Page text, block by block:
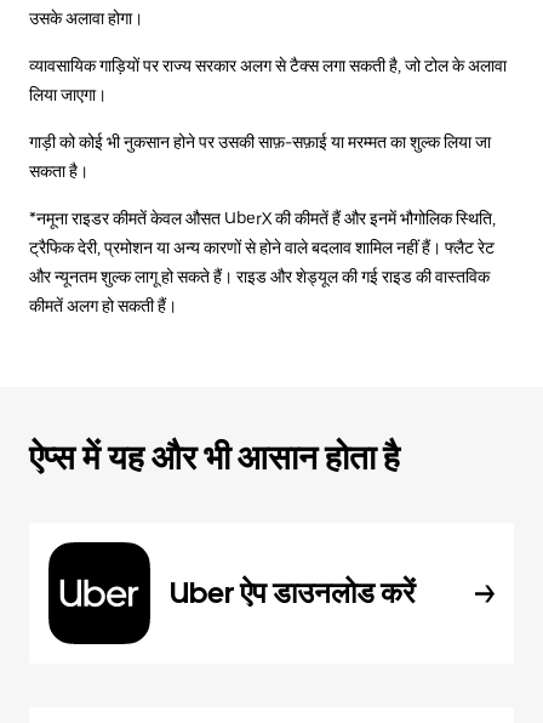
उसके अलावा होगा।
व्यावसायिक गाड़ियों पर राज्य सरकार अलग से टैक्स लगा सकती है, जो टोल के अलावा
लिया जाएगा।
गाड़ी को कोई भी नुकसान होने पर उसकी साफ़-सफ़ाई या मरम्मत का शुल्क लिया जा
सकता है।
*नमूना राइडर कीमतें केवल औसत UberX की कीमतें हैं और इनमें भौगोलिक स्थिति,
ट्रैफिक देरी, प्रमोशन या अन्य कारणों से होने वाले बदलाव शामिल नहीं हैं। फ्लैट रेट
और न्यूनतम शुल्क लागू हो सकते हैं। राइड और शेड्यूल की गई राइड की वास्तविक
कीमतें अलग हो सकती हैं।
ऐप्स में यह और भी आसान होता है
Uber ऐप डाउनलोड करें